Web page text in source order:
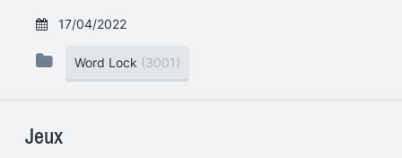
17/04/2022
Word Lock (3001)
Jeux